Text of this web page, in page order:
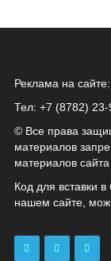
Реклама на сайте:
Тел: +7 (8782)
© Все права
материалов
материалов
Код для вставки
нашем сайте,